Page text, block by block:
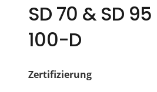
SD 70 & SD
100-D
Zertifizierung